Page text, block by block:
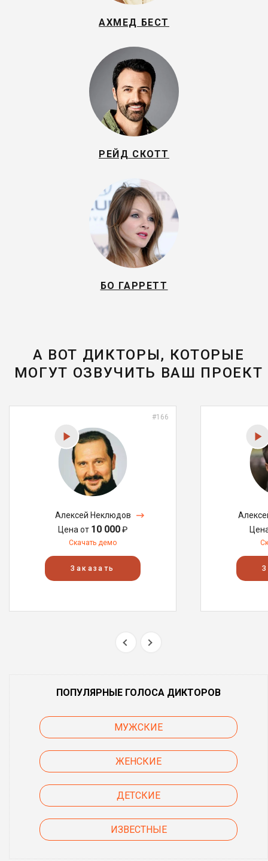
АХМЕД БЕСТ
РЕЙД СКОТТ
БО ГАРРЕТТ
А ВОТ ДИКТОРЫ, КОТОРЫЕ
МОГУТ ОЗВУЧИТЬ ВАШ ПРОЕКТ
#166
Алексей Неклюдов
Цена от 10 000₽
Скачать демо
Заказать
ПОПУЛЯРНЫЕ ГОЛОСА ДИКТОРОВ
МУЖСКИЕ
ЖЕНСКИЕ
ДЕТСКИЕ
ИЗВЕСТНЫЕ